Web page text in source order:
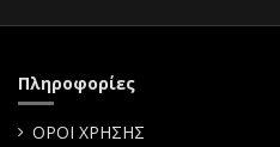
Πληροφορίες
ΟΡΟΙ ΧΡΗΣΗΣ